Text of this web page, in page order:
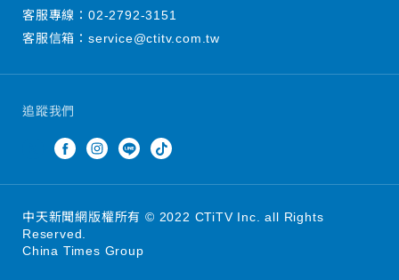
追蹤我們
客服專線： 02-2792-3151
客服信箱： service@ctitv.com.tw
中天新聞網版權所有 © 2022 CTiTV Inc. all Rights
Reserved.
China Times Group